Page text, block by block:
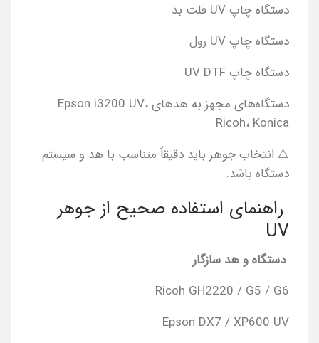
دستگاه چاپ UV فلت بد
دستگاه چاپ UV رول
دستگاه چاپ UV DTF
دستگاه‌های مجهز به هدهای Epson i3200 UV،
Ricoh، Konica
⚠️ انتخاب جوهر باید دقیقاً متناسب با هد و سیستم
دستگاه باشد.
راهنمای استفاده صحیح از جوهر
UV
دستگاه و هد سازگار
Ricoh GH2220 / G5 / G6
Epson DX7 / XP600 UV